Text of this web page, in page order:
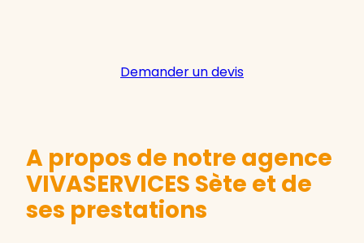
Demander un devis
A propos de notre agence
VIVASERVICES Sète et de
ses prestations